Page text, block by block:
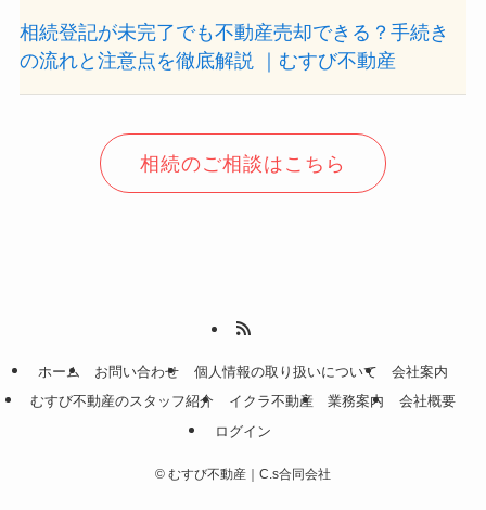
相続登記が未完了でも不動産売却できる？手続き
の流れと注意点を徹底解説 ｜むすび不動産
相続のご相談はこちら
ホーム お問い合わせ 個人情報の取り扱いについて
会社案内
むすび不動産のスタッフ紹介
イクラ不動産 業務案内
会社概要
ログイン
© むすび不動産｜C.s合同会社